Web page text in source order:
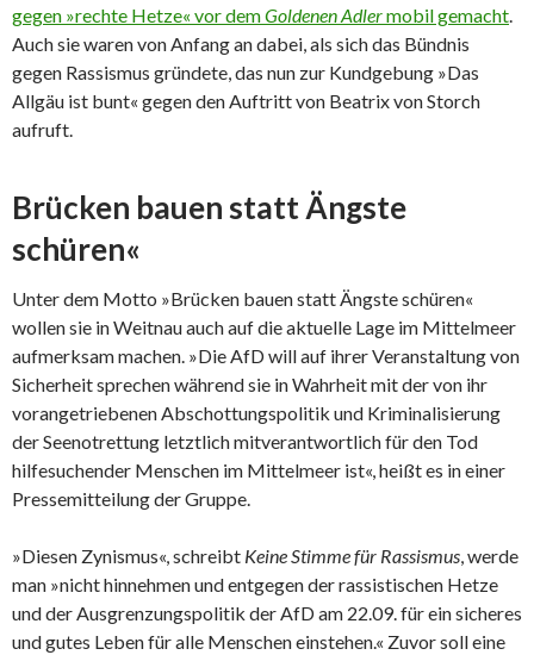
gegen »rechte Hetze« vor demGoldenen Adlermobil gemacht.
Auch sie waren von Anfang an dabei, als sich das Bündnis
gegen Rassismus gründete, das nun zur Kundgebung »Das
Allgäu ist bunt« gegen den Auftritt von Beatrix von Storch
aufruft.
Brücken bauen statt Ängste
schüren«
Unter dem Motto »Brücken bauen statt Ängste schüren«
wollen sie in Weitnau auch auf die aktuelle Lage im Mittelmeer
aufmerksam machen. »Die AfD will auf ihrer Veranstaltung von
Sicherheit sprechen während sie in Wahrheit mit der von ihr
vorangetriebenen Abschottungspolitik und Kriminalisierung
der Seenotrettung letztlich mitverantwortlich für den Tod
hilfesuchender Menschen im Mittelmeer ist«, heißt es in einer
Pressemitteilung der Gruppe.
»Diesen Zynismus«, schreibt Keine Stimme für Rassismus, werde
man »nicht hinnehmen und entgegen der rassistischen Hetze
und der Ausgrenzungspolitik der AfD am 22.09. für ein sicheres
und gutes Leben für alle Menschen einstehen.« Zuvor soll eine